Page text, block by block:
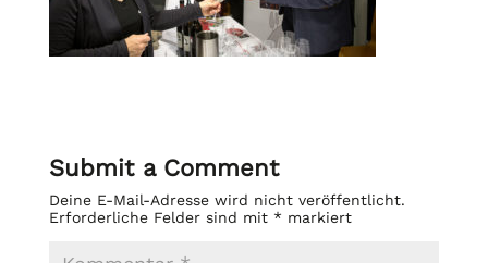
Submit a Comment
Deine E-Mail-Adresse wird nicht veröffentlicht.
Erforderliche Felder sind mit *markiert